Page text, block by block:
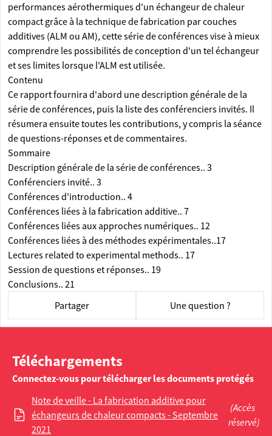
performances aérothermiques d'un échangeur de chaleur
compact grâce à la technique de fabrication par couches
additives (ALM ou AM), cette série de conférences vise à mieux
comprendre les possibilités de conception d'un tel échangeur
et ses limites lorsque l'ALM est utilisée.
Contenu
Ce rapport fournira d'abord une description générale de la
série de conférences, puis la liste des conférenciers invités. Il
résumera ensuite toutes les contributions, y compris la séance
de questions-réponses et de commentaires.
Sommaire
Description générale de la série de conférences.. 3
Conférenciers invité.. 3
Conférences d'introduction.. 4
Conférences liées à la fabrication additive.. 7
Conférences liées aux approches numériques.. 12
Conférences liées à des méthodes expérimentales..17
Lectures related to experimental methods.. 17
Session de questions et réponses.. 19
Conclusions.. 21
Partager
Une question ?
Téléchargements
Connectez-vous pour télécharger les documents protégés
Note de veille - La fabrication additive pour
échangeurs de chaleur compacts - Septembre
2021
(Accès
réservé)